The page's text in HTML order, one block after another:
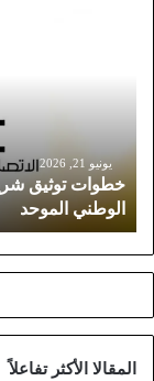
ث
ش
ر
ي
ل
يونيو 21, 2026
الوطني الموحد
المقالا الأكثر تفاعلاً